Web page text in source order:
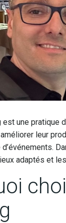
est une pratique
leur
adaptés et